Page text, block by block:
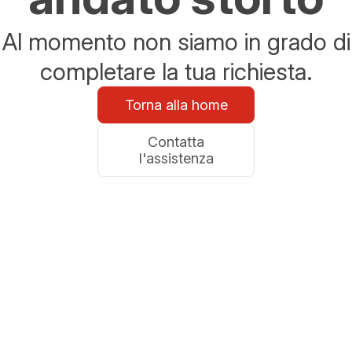
Al momento non siamo in grado di
completare la tua richiesta.
Torna alla home
Contatta
l'assistenza